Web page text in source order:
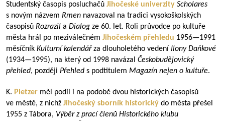
Studentský časopis posluchačů Jihočeské univerzity Scholares
s novým názvem Rmen navazoval na tradici vysokoškolských
časopisů Rozrazil a Dialog ze 60. let. Roli průvodce po kultuře
města hrál po meziválečném Jihočeském přehledu 1956—1991
měsíčník Kulturní kalendářza dlouholetého vedení Ilony Daňkové
(1934—1995), na který od 1998 navázal Českobudějovický
přehled, později Přehled s podtitulem Magazín nejen o kultuře.
K. Pletzer měl podíl i na podobě dvou historických časopisů
ve městě, z nichž Jihočeský sborník historický do města přešel
1955 z Tábora, Výběr z prací členů Historického klubu